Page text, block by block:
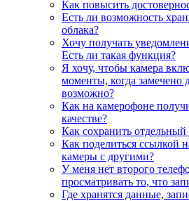
Как повысить
Есть ли возможность
облака?
Хочу получать
Есть ли такая функция?
Я хочу, чтобы камера
моменты, когда замечено
возможно?
Как на камерофоне
качестве?
Как сохранить
Как поделиться ссылкой
камеры с другими?
У меня нет второго
просматривать то, что
Где хранятся данные,